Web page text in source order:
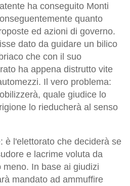
ha conseguito Monti
quanto
ed azioni di governo.
dato da guidare un bilico
che con il suo
ha appena distrutto vite
Il vero problema:
quale giudice lo
lo rieducherà al senso
è l'elettorato che deciderà se
e lacrime voluta da
In base ai giudizi
mandato ad ammuffire